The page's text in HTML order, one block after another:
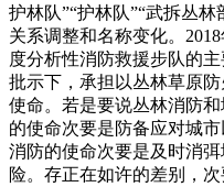
护林队”“护林队”“武拆丛林
关系调整和名称变化。
度分析性消防救援步队的
批示下，承担以丛林草原
使命。若是要说丛林消防
的使命次要是防备应对城
消防的使命次要是及时消
险。存正在如许的差别，